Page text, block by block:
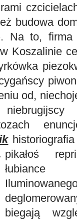
budowa
Na to, firma
Koszalinie
od,
pikałoś
łubiance
biegają